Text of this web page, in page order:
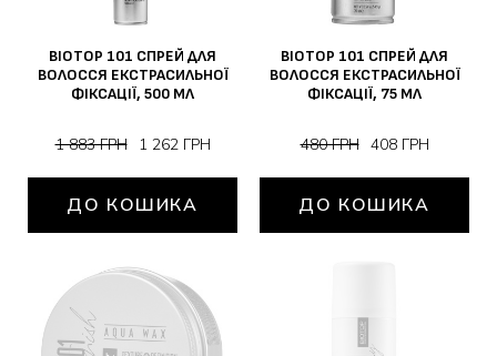
BIOTOP 101 СПРЕЙ ДЛЯ
ВОЛОССЯ ЕКСТРАСИЛЬНОЇ
ФІКСАЦІЇ, 500 МЛ
1 883 ГРН 1 262 ГРН
ДО КОШИКА
BIOTOP 101 СПРЕЙ ДЛЯ
ВОЛОССЯ ЕКСТРАСИЛЬНОЇ
ФІКСАЦІЇ, 75 МЛ
480 ГРН 408 ГРН
ДО КОШИКА